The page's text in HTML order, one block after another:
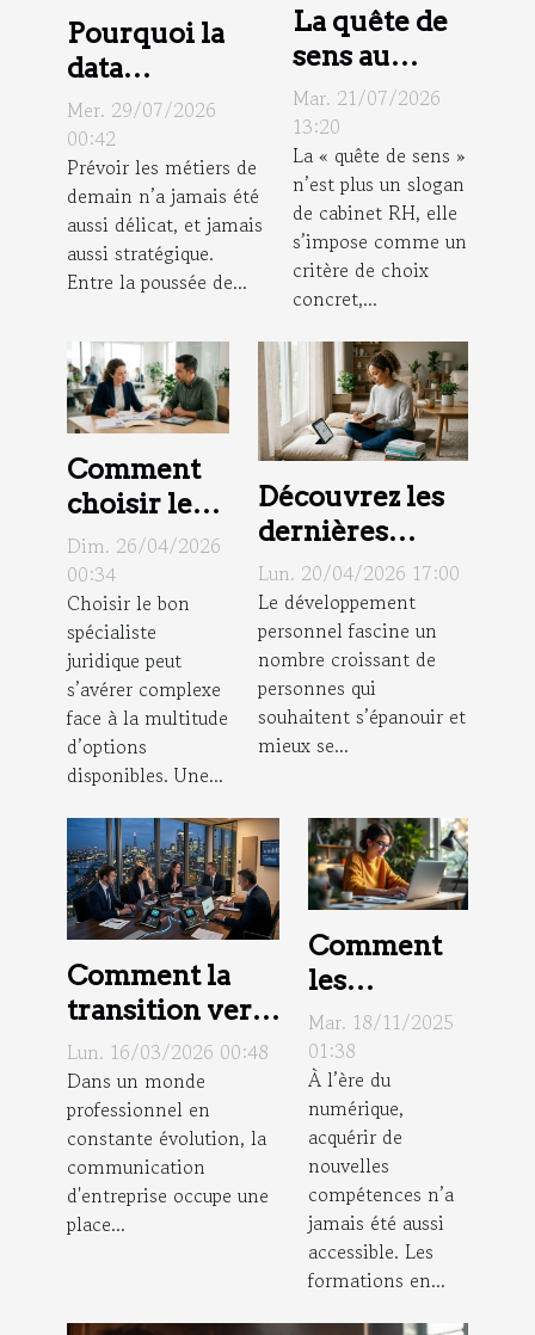
Pourquoi la
data
révolutionne
la gestion
prévisionnelle
des emplois ?
Mer. 29/07/2026
00:42
Prévoir les métiers de
demain n’a jamais été
aussi délicat, et jamais
aussi stratégique.
Entre la poussée de...
La quête de
sens au
travail,
nouveau
critère de
choix pour
candidats et
employeurs
Mar. 21/07/2026
13:20
La « quête de sens »
n’est plus un slogan
de cabinet RH, elle
s’impose comme un
critère de choix
concret,...
Comment
choisir le
bon
spécialiste
juridique
pour vos
besoins ?
Dim. 26/04/2026
00:34
Choisir le bon
spécialiste
juridique peut
s’avérer complexe
face à la multitude
d’options
disponibles. Une...
Découvrez les
dernières
tendances en
matière de
développement
personnel
Lun. 20/04/2026 17:00
Le développement
personnel fascine un
nombre croissant de
personnes qui
souhaitent s’épanouir et
mieux se...
Comment la
transition vers
la VoIP
optimise la
communication
d'entreprise ?
Lun. 16/03/2026 00:48
Dans un monde
professionnel en
constante évolution, la
communication
d'entreprise occupe une
place...
Comment
les
formations
en ligne
boostent-
elles votre
carrière ?
Mar. 18/11/2025
01:38
À l’ère du
numérique,
acquérir de
nouvelles
compétences n’a
jamais été aussi
accessible. Les
formations en...